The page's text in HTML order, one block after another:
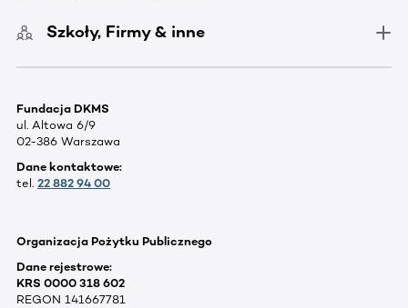
Szkoły, Firmy & inne
Fundacja DKMS
ul. Altowa 6/9
02-386 Warszawa
Dane kontaktowe:
tel. 22 882 94 00
Organizacja Pożytku Publicznego
Dane rejestrowe:
KRS 0000 318 602
REGON 141667781